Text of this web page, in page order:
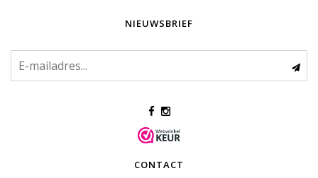
NIEUWSBRIEF
CONTACT